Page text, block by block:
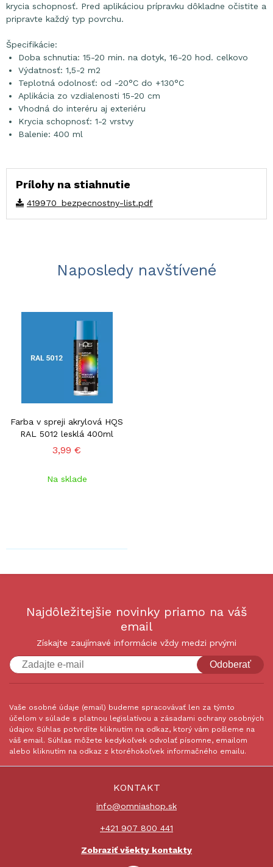
Prílohy na stiahnutie
419970_bezpecnostny-list.pdf
krycia schopnosť. Pred aplikáciou prípravku dôkladne očistite a
pripravte každý typ povrchu.
Špecifikácie:
Doba schnutia: 15-20 min. na dotyk, 16-20 hod. celkovo
Výdatnosť: 1,5-2 m2
Teplotná odolnosť: od -20°C do +130°C
Aplikácia zo vzdialenosti 15-20 cm
Vhodná do interéru aj exteriéru
Krycia schopnosť: 1-2 vrstvy
Balenie: 400 ml
Naposledy navštívené
Farba v spreji akrylová HQS
RAL 5012 lesklá 400ml
3,99 €
Na sklade
Najdôležitejšie novinky priamo na váš
email
Získajte zaujímavé informácie vždy medzi prvými
Odoberať
Vaše osobné údaje (email) budeme spracovávať len za týmto
účelom v súlade s platnou legislatívou a zásadami ochrany osobných
údajov. Súhlas potvrdíte kliknutím na odkaz, ktorý vám pošleme na
váš email. Súhlas môžete kedykoľvek odvolať písomne, emailom
alebo kliknutím na odkaz z ktoréhokoľvek informačného emailu.
KONTAKT
info@omniashop.sk
+421 907 800 441
Zobraziť všekty kontakty